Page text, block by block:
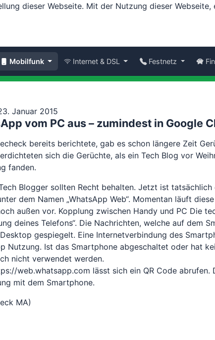
dieser Webseite. Mit der Nutzung dieser
Mobilfunk Internet & DSL Festnetz
Januar 2015
vom PC aus – zumindest in Google
bereits berichtete, gab es schon längere Zeit
sich die Gerüchte, als ein Tech Blog vor
fanden.
Blogger sollten Recht behalten. Jetzt ist
dem Namen „WhatsApp Web“. Momentan läuft
außen vor. Kopplung zwischen Handy und PC Die
deines Telefons“. Die Nachrichten, welche auf dem
gespiegelt. Eine Internetverbindung des
Nutzung. Ist das Smartphone abgeschaltet oder hat
nicht verwendet werden.
web.whatsapp.com lässt sich ein QR Code
mit dem Smartphone.
MA)